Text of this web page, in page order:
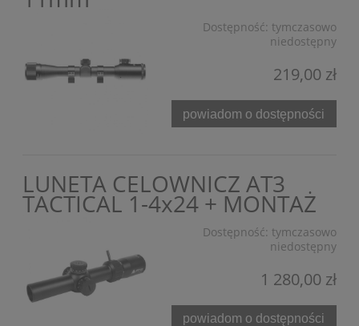
Dostępność: tymczasowo
niedostępny
219,00 zł
powiadom o dostępności
LUNETA CELOWNICZ AT3
TACTICAL 1-4x24 + MONTAŻ
Dostępność: tymczasowo
niedostępny
1 280,00 zł
powiadom o dostępności